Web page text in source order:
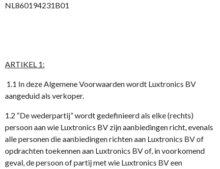
NL860194231B01
ARTIKEL 1:
1.1 In deze Algemene Voorwaarden wordt Luxtronics BV
aangeduid als verkoper.
1.2 “De wederpartij” wordt gedefinieerd als elke (rechts)
persoon aan wie Luxtronics BV zijn aanbiedingen richt, evenals
alle personen die aanbiedingen richten aan Luxtronics BV of
opdrachten toekennen aan Luxtronics BV of, in voorkomend
geval, de persoon of partij met wie Luxtronics BV een